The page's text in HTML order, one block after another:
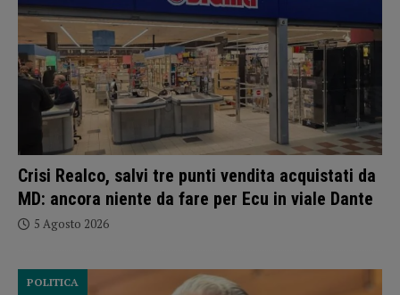
Crisi Realco, salvi tre punti vendita acquistati da
MD: ancora niente da fare per Ecu in viale Dante
5 Agosto 2026
POLITICA